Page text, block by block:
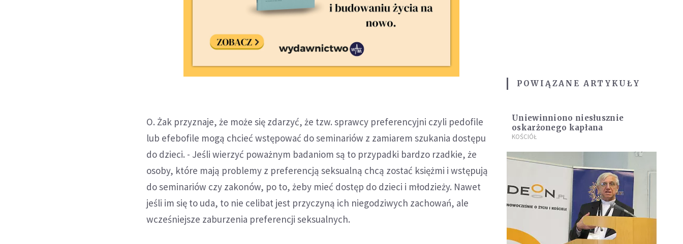
O. Żak przyznaje, że może się zdarzyć, że tzw. sprawcy preferencyjni czyli pedofile
lub efebofile mogą chcieć wstępować do seminariów z zamiarem szukania dostępu
do dzieci. - Jeśli wierzyć poważnym badaniom są to przypadki bardzo rzadkie, że
osoby, które mają problemy z preferencją seksualną chcą zostać księżmi i wstępują
do seminariów czy zakonów, po to, żeby mieć dostęp do dzieci i młodzieży. Nawet
jeśli im się to uda, to nie celibat jest przyczyną ich niegodziwych zachowań, ale
wcześniejsze zaburzenia preferencji seksualnych.
POWIĄZANE ARTYKUŁY
Uniewinniono niesłusznie
oskarżonego kapłana
KOŚCIÓŁ